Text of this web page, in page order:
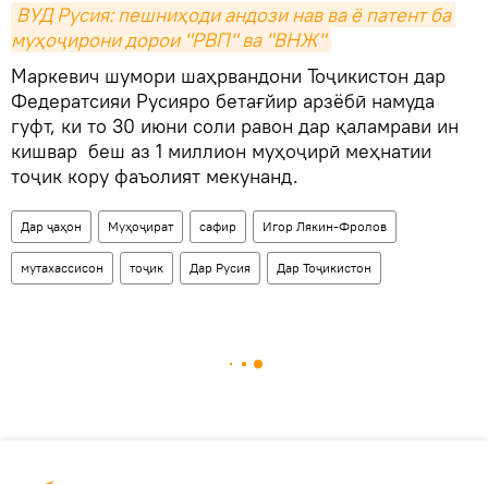
ВУД Русия: пешниҳоди андози нав ва ё патент ба
муҳоҷирони дорои "РВП" ва "ВНЖ"
Маркевич шумори шаҳрвандони Тоҷикистон дар
Федератсияи Русияро бетағйир арзёбӣ намуда
гуфт, ки то 30 июни соли равон дар қаламрави ин
кишвар беш аз 1 миллион муҳоҷирӣ меҳнатии
тоҷик кору фаъолият мекунанд.
Дар ҷаҳон Муҳоҷират сафир Игор Лякин-Фролов
мутахассисон тоҷик Дар Русия Дар Тоҷикистон